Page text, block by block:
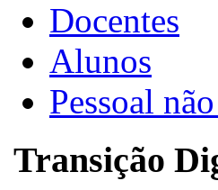
Docentes
Alunos
Pessoal
Transição